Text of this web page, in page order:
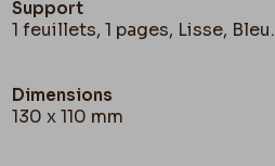
Support
1 feuillets, 1 pages, Lisse, Bleu.
Dimensions
130 x 110 mm